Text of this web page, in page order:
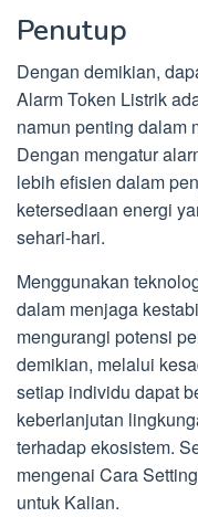
Penutup
Dengan demikian,
Alarm Token Listrik
namun penting dalam
Dengan mengatur
lebih efisien dalam
ketersediaan energi
sehari-hari.
Menggunakan
dalam menjaga
mengurangi potensi
demikian, melalui
setiap individu dapat
keberlanjutan
terhadap ekosistem.
mengenai Cara
untuk Kalian.